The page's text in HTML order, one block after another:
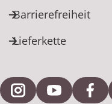
Barrierefreiheit
Lieferkette
ExterneExterne